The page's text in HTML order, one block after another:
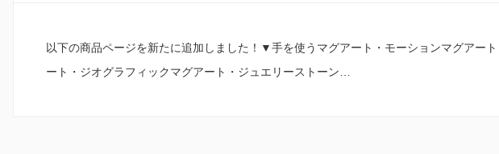
以下の商品ページを新たに追加しました！▼手を使うマグアート・モーションマグアー
ート・ジオグラフィックマグアート・ジュエリーストーン…